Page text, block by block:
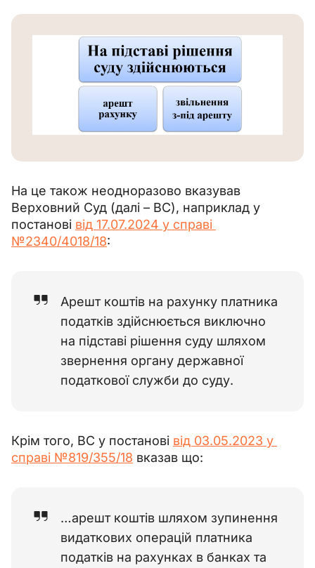
На це також неодноразово вказував
Верховний Суд (далі – ВС), наприклад у
постанові від 17.07.2024 у справі
№2340/4018/18:
Арешт коштів на рахунку платника
податків здійснюється виключно
на підставі рішення суду шляхом
звернення органу державної
податкової служби до суду.
Крім того, ВС у постанові від 03.05.2023 у
справі №819/355/18 вказав що:
…арешт коштів шляхом зупинення
видаткових операцій платника
податків на рахунках в банках та